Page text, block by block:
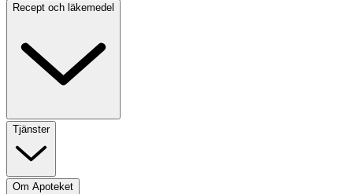
Recept och läkemedel
Tjänster
Om Apoteket